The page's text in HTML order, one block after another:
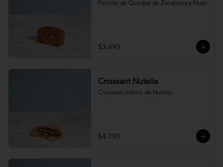
Porción de Queque de Zanahoria y Nuez
$3.490
Croissant Nutella
Croissant relleno de Nutella
$4.790